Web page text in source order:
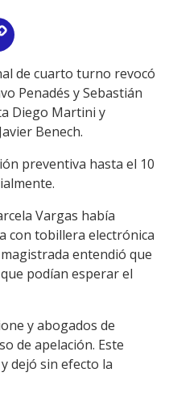
Link
de cuarto turno revocó
Penadés y Sebastián
Diego Martini y
Benech.
preventiva hasta el 10
Vargas había
con tobillera electrónica
entendió que
podían esperar el
y abogados de
de apelación. Este
dejó sin efecto la